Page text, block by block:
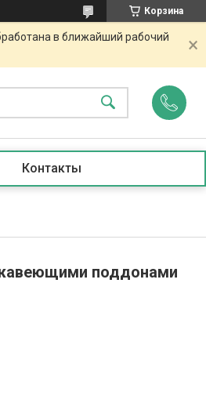
Корзина
в ближайший рабочий
Контакты
поддонами